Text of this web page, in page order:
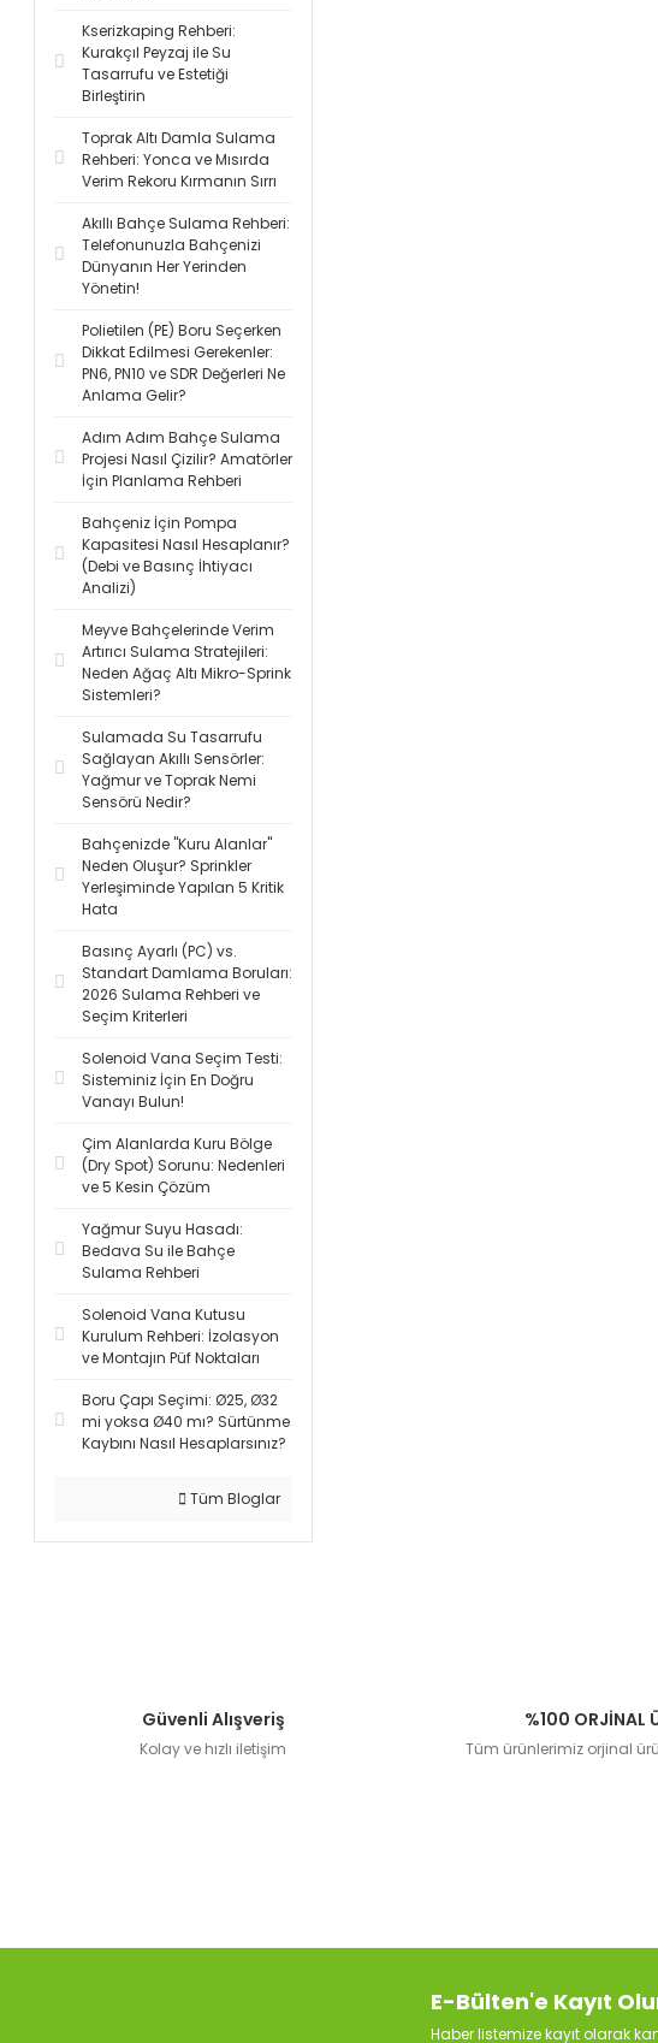
Kserizkaping Rehberi:
Kurakçıl Peyzaj ile Su
Tasarrufu ve Estetiği
Birleştirin
Toprak Altı Damla Sulama
Rehberi: Yonca ve Mısırda
Verim Rekoru Kırmanın Sırrı
Akıllı Bahçe Sulama Rehberi:
Telefonunuzla Bahçenizi
Dünyanın Her Yerinden
Yönetin!
Polietilen (PE) Boru Seçerken
Dikkat Edilmesi Gerekenler:
PN6, PN10 ve SDR Değerleri Ne
Anlama Gelir?
Adım Adım Bahçe Sulama
Projesi Nasıl Çizilir? Amatörler
İçin Planlama Rehberi
Bahçeniz İçin Pompa
Kapasitesi Nasıl Hesaplanır?
(Debi ve Basınç İhtiyacı
Analizi)
Meyve Bahçelerinde Verim
Artırıcı Sulama Stratejileri:
Neden Ağaç Altı Mikro-Sprink
Sistemleri?
Sulamada Su Tasarrufu
Sağlayan Akıllı Sensörler:
Yağmur ve Toprak Nemi
Sensörü Nedir?
Bahçenizde "Kuru Alanlar"
Neden Oluşur? Sprinkler
Yerleşiminde Yapılan 5 Kritik
Hata
Basınç Ayarlı (PC) vs.
Standart Damlama Boruları:
2026 Sulama Rehberi ve
Seçim Kriterleri
Solenoid Vana Seçim Testi:
Sisteminiz İçin En Doğru
Vanayı Bulun!
Çim Alanlarda Kuru Bölge
(Dry Spot) Sorunu: Nedenleri
ve 5 Kesin Çözüm
Yağmur Suyu Hasadı:
Bedava Su ile Bahçe
Sulama Rehberi
Solenoid Vana Kutusu
Kurulum Rehberi: İzolasyon
ve Montajın Püf Noktaları
Boru Çapı Seçimi: Ø25, Ø32
mi yoksa Ø40 mı? Sürtünme
Kaybını Nasıl Hesaplarsınız?
Tüm Bloglar
Güvenli Alışveriş
Kolay ve hızlı iletişim
%100 ORJİNAL
Tüm ürünlerimiz orjinal
E-Bülten'e Kayıt
Haber listemize kayıt olarak